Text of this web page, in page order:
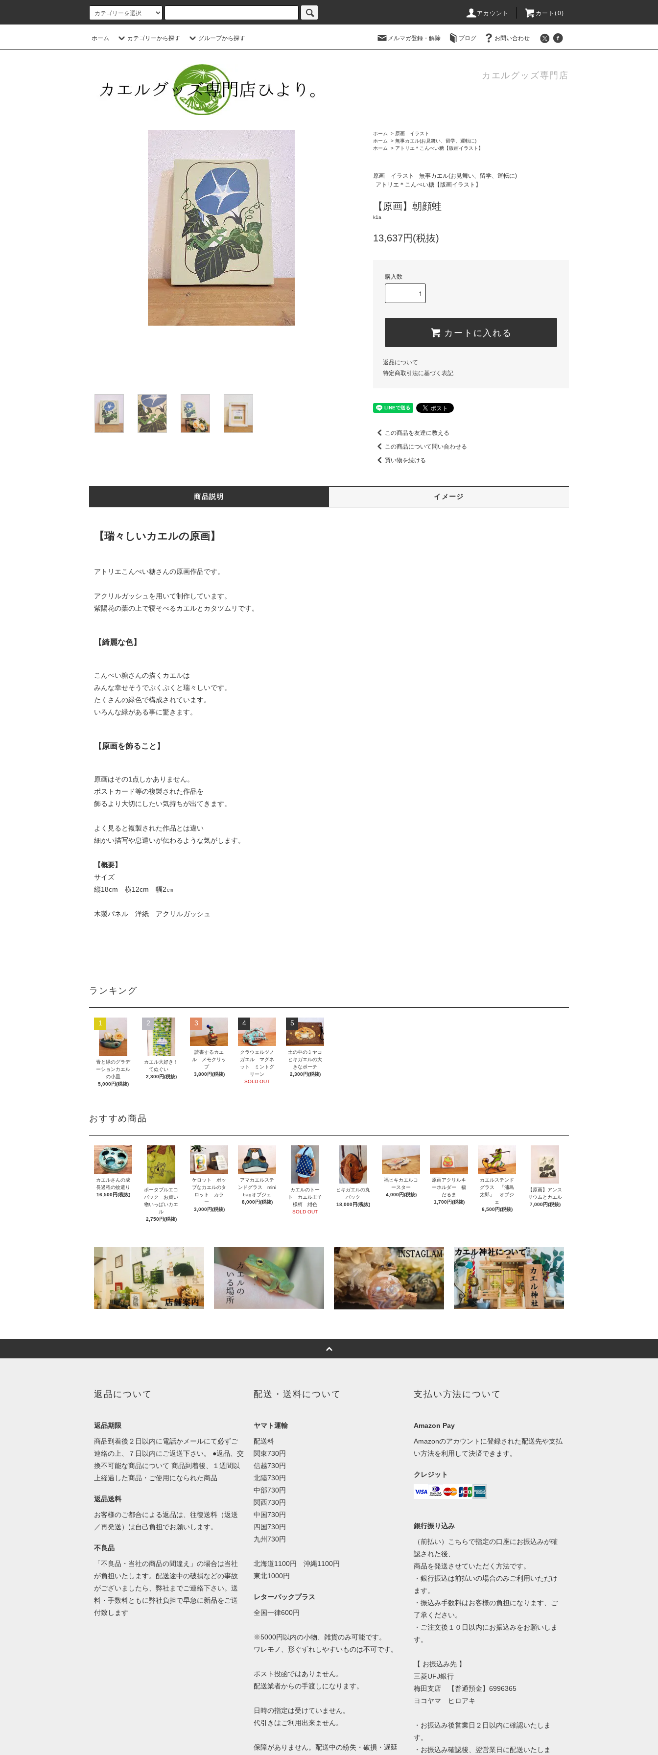
アカウント カート(0)
ホーム カテゴリーから探す グループから探す メルマガ登録・解除 ブログ お問い合わせ
カエルグッズ専門店
ホーム > 原画 イラスト
ホーム
> 無事カエル(お見舞い、留学、運転に)
ホーム
> アトリエ＊こんぺい糖【版画イラスト】
原画 イラスト
無事カエル(お見舞い、留学、運転に)
アトリエ＊こんぺい糖【版画イラスト】
【原画】朝顔蛙
k1a
13,637円(税抜)
購入数
カートに入れる
返品について
特定商取引法に基づく表記
この商品を友達に教える
この商品について問い合わせる
買い物を続ける
商品説明 イメージ
【瑞々しいカエルの原画】
アトリエこんぺい糖さんの原画作品です。
アクリルガッシュを用いて制作しています。
紫陽花の葉の上で寝そべるカエルとカタツムリです。
【綺麗な色】
こんぺい糖さんの描くカエルは
みんな幸せそうでぷくぷくと瑞々しいです。
たくさんの緑色で構成されています。
いろんな緑がある事に驚きます。
【原画を飾ること】
原画はその1点しかありません。
ポストカード等の複製された作品を
飾るより大切にしたい気持ちが出てきます。
よく見ると複製された作品とは違い
細かい描写や息遣いが伝わるような気がします。
【概要】
サイズ
縦18cm 横12cm 幅2㎝
木製パネル 洋紙 アクリルガッシュ
ランキング
1
青と緑のグラデ
ーションカエル
の小皿
5,000円(税抜)
2
カエル大好き！
てぬぐい
2,300円(税抜)
3
読書するカエ
ル メモクリッ
プ
3,800円(税抜)
4
クラウェルツノ
ガエル マグネ
ット ミントグ
リーン
SOLD OUT
5
土の中のミヤコ
ヒキガエルの大
きなポーチ
2,300円(税抜)
おすすめ商品
カエルさんの成
長過程の蚊遣り
16,500円(税抜)
ポータブルエコ
バック お買い
物いっぱいカエ
ル
2,750円(税抜)
ケロット ポッ
プなカエルのタ
ロット カラ
ー
3,000円(税抜)
アマカエルステ
ンドグラス mini
bagオブジェ
8,000円(税抜)
カエルのトー
ト カエル王子
様柄 紺色
SOLD OUT
ヒキガエルの丸
バック
18,000円(税抜)
福ヒキカエルコ
ースター
4,000円(税抜)
原画アクリルキ
ーホルダー 福
だるま
1,700円(税抜)
カエルステンド
グラス 「浦島
太郎」 オブジ
ェ
6,500円(税抜)
【原画】アンス
リウムとカエル
7,000円(税抜)
返品について
返品期限
商品到着後２日以内に電話かメールにて必ずご
連絡の上、７日以内にご返送下さい。 ●返品、交
換不可能な商品について 商品到着後、１週間以
上経過した商品・ご使用になられた商品
返品送料
お客様のご都合による返品は、往復送料（返送
／再発送）は自己負担でお願いします。
不良品
「不良品・当社の商品の間違え」の場合は当社
が負担いたします。配送途中の破損などの事故
がございましたら、弊社までご連絡下さい。送
料・手数料ともに弊社負担で早急に新品をご送
付致します
配送・送料について
ヤマト運輸
配送料
関東730円
信越730円
北陸730円
中部730円
関西730円
中国730円
四国730円
九州730円
北海道1100円 沖縄1100円
東北1000円
レターパックプラス
全国一律600円
※5000円以内の小物、雑貨のみ可能です。
ワレモノ、形ぐずれしやすいものは不可です。
ポスト投函ではありません。
配送業者からの手渡しになります。
日時の指定は受けていません。
代引きはご利用出来ません。
保障がありません。配送中の紛失・破損・遅延
支払い方法について
Amazon Pay
Amazonのアカウントに登録された配送先や支払
い方法を利用して決済できます。
クレジット
銀行振り込み
（前払い）こちらで指定の口座にお振込みが確
認された後、
商品を発送させていただく方法です。
・銀行振込は前払いの場合のみご利用いただけ
ます。
・振込み手数料はお客様の負担になります、ご
了承ください。
・ご注文後１０日以内にお振込みをお願いしま
す。
【 お振込み先 】
三菱UFJ銀行
梅田支店 【普通預金】6996365
ヨコヤマ ヒロアキ
・お振込み後営業日２日以内に確認いたしま
す。
・お振込み確認後、翌営業日に配送いたしま